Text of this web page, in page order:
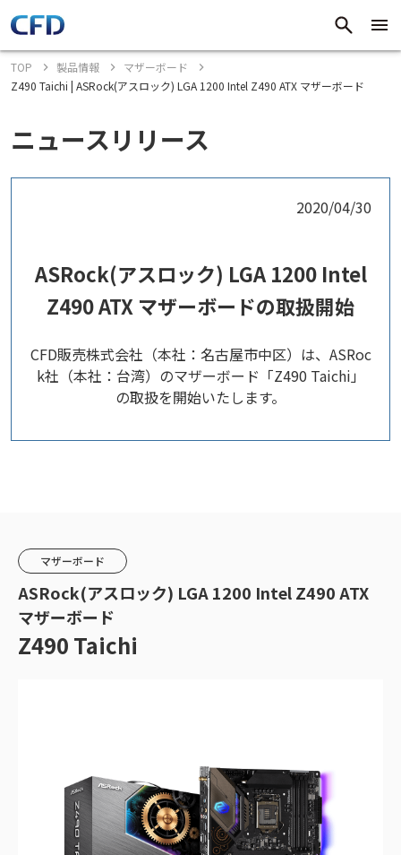
TOP 製品情報
マザーボード
Z490 Taichi | ASRock(アスロック) LGA 1200 Intel Z490 ATX マザーボード
ニュースリリース
2020/04/30
ASRock(アスロック) LGA 1200 Intel
Z490 ATX マザーボードの取扱開始
CFD販売株式会社（本社：名古屋市中区）は、ASRoc
k社（本社：台湾）のマザーボード「Z490 Taichi」
の取扱を開始いたします。
マザーボード
ASRock(アスロック) LGA 1200 Intel Z490 ATX
マザーボード
Z490 Taichi